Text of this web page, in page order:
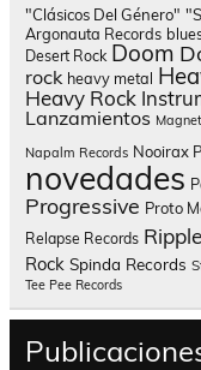
"Clásicos Del Género"
Argonauta Records
Desert Rock Doom
rock heavy metal
Heavy Rock
Lanzamientos
Napalm Records Nooirax
novedades
Progressive Proto
Relapse Records
Rock Spinda Records
Tee Pee Records